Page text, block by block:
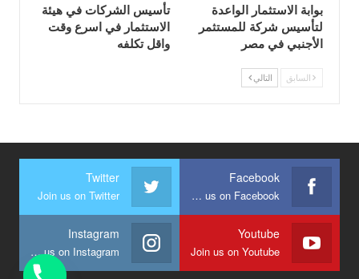
بوابة الاستثمار الواعدة
لتأسيس شركة للمستثمر
الأجنبي في مصر
تأسيس الشركات في هيئة
الاستثمار في اسرع وقت
واقل تكلفه
السابق التالي
Facebook
Join us on Facebook
Twitter
Join us on Twitter
Youtube
Join us on Youtube
Instagram
Join us on Instagram